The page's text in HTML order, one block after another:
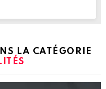
LA CATÉGORIE